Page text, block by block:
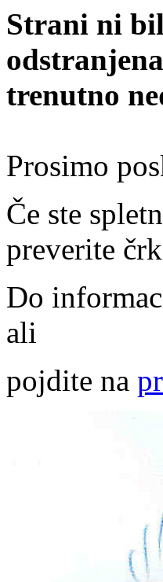
Strani ni
trenutno
Prosimo
Če ste
preverite
Do
ali
pojdite na